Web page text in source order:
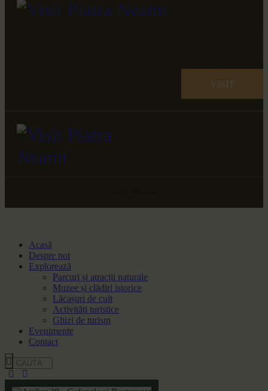
VISIT
Acasă
Despre noi
Explorează
Parcuri și atracții naturale
Muzee și clădiri istorice
Lăcașuri de cult
Activități turistice
Ghizi de turism
Evenimente
Contact